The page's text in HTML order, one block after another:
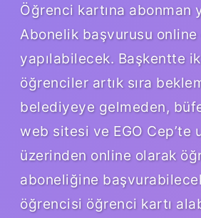
Öğrenci kartına abonman
Abonelik başvurusu online
yapılabilecek. Başkentte
öğrenciler artık sıra
belediyeye gelmeden,
web sitesi ve EGO Cep’te
üzerinden online olarak
aboneliğine
öğrencisi öğrenci kartı